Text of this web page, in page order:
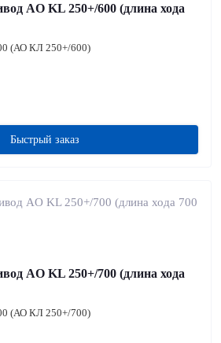
AO KL 250+/600 (длина хода
(АО КЛ 250+/600)
Быстрый заказ
AO KL 250+/700 (длина хода
(АО КЛ 250+/700)